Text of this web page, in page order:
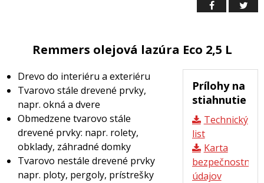
Remmers olejová lazúra Eco 2,5 L
Prílohy na
stiahnutie
Technický
list
Karta
bezpečnostných
údajov
Drevo do interiéru a exteriéru
Tvarovo stále drevené prvky,
napr. okná a dvere
Obmedzene tvarovo stále
drevené prvky: napr. rolety,
obklady, záhradné domky
Tvarovo nestále drevené prvky
napr. ploty, pergoly, prístrešky